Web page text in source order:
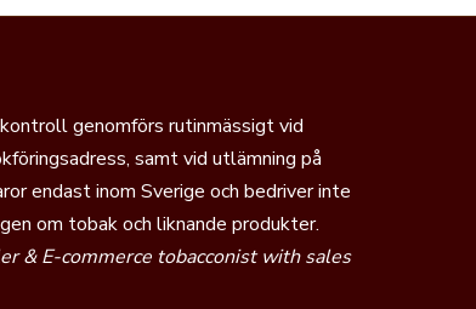
genomförs rutinmässigt vid
samt vid utlämning på
endast inom Sverige och bedriver inte
om tobak och liknande produkter.
& E-commerce tobacconist with sales